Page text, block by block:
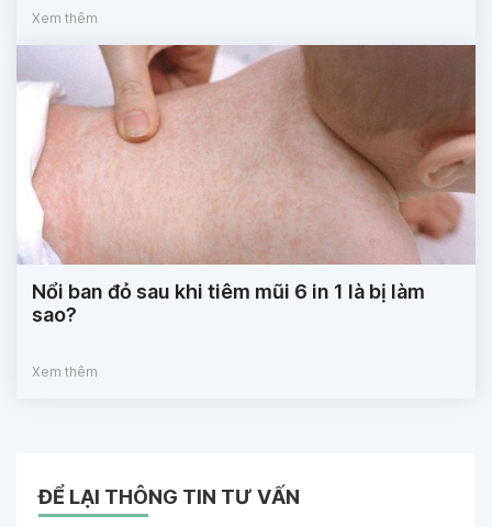
Xem thêm
Nổi ban đỏ sau khi tiêm mũi 6 in 1 là bị làm
sao?
Xem thêm
ĐỂ LẠI THÔNG TIN TƯ VẤN